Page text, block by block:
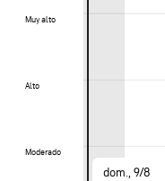
Muy alto
Alto
Moderado
Muy alto
Alto
Moderado
dom., 9/8